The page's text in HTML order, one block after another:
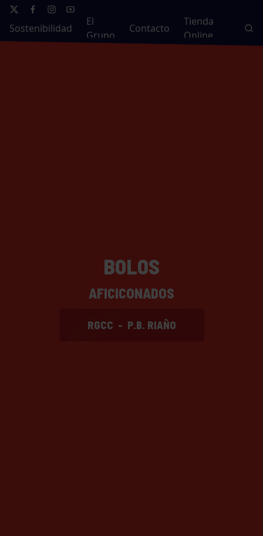
Sostenibilidad
El
Grupo
Contacto
Tienda
Online
BOLOS
AFICICONADOS
RGCC - P.B. RIAÑO